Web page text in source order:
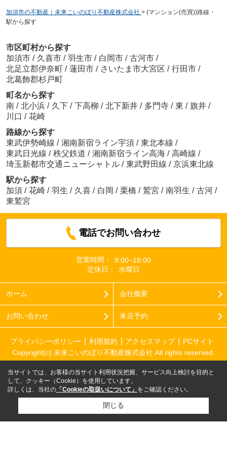
加須市の不動産｜未来こいのぼり不動産株式会社 > (マンション(売買))路線・
駅から探す
市区町村から探す
加須市 / 久喜市 / 羽生市 / 白岡市 / 古河市 /
北足立郡伊奈町 / 蓮田市 / さいたま市大宮区 / 行田市 /
北葛飾郡杉戸町
町名から探す
南 / 北小浜 / 久下 / 下高柳 / 北下新井 / 多門寺 / 東 / 旗井 /
川口 / 花崎
路線から探す
東武伊勢崎線 / 湘南新宿ライン宇須 / 東北本線 /
東武日光線 / 秩父鉄道 / 湘南新宿ライン高海 / 高崎線 /
埼玉新都市交通ニューシャトル / 東武野田線 / 京浜東北線
駅から探す
加須 / 花崎 / 羽生 / 久喜 / 白岡 / 栗橋 / 鷲宮 / 南羽生 / 古河 /
東鷲宮
電話でお問い合わせ
営業時間：
9:00~18:00
定休日：
水曜日
ホーム 会社概要
お問い合わせ 来店予約
プライバシーポリシー 利用規約 アクセスマップ
PCサイト
Copyright(c) 未来こいのぼり不動産株式会社 All rights reserved.
当サイトでは、お客様の当サイト利用状況把握、サービス向上検討を目的と
して、クッキー（Cookie）を使用しています。
詳しくは、当社の 「Cookieの取扱いについて」 をご確認ください。
閉じる